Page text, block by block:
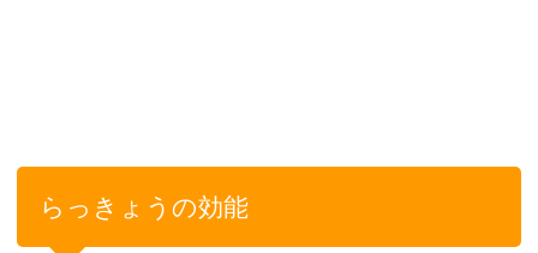
らっきょうの効能